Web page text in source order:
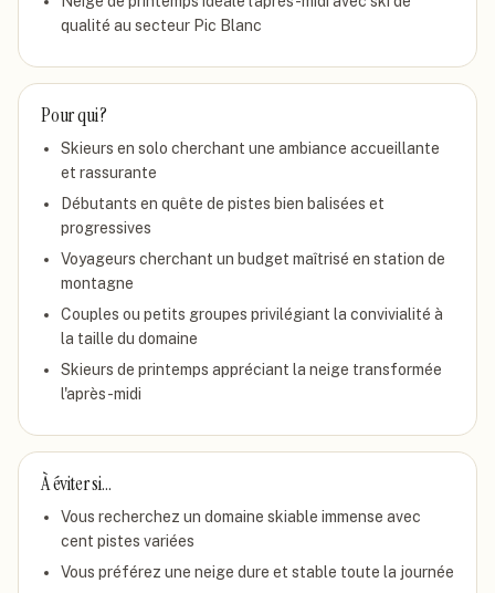
qualité au secteur Pic Blanc
Pour qui ?
Skieurs en solo cherchant une ambiance accueillante
et rassurante
Débutants en quête de pistes bien balisées et
progressives
Voyageurs cherchant un budget maîtrisé en station de
montagne
Couples ou petits groupes privilégiant la convivialité à
la taille du domaine
Skieurs de printemps appréciant la neige transformée
l'après-midi
À éviter si…
Vous recherchez un domaine skiable immense avec
cent pistes variées
Vous préférez une neige dure et stable toute la journée